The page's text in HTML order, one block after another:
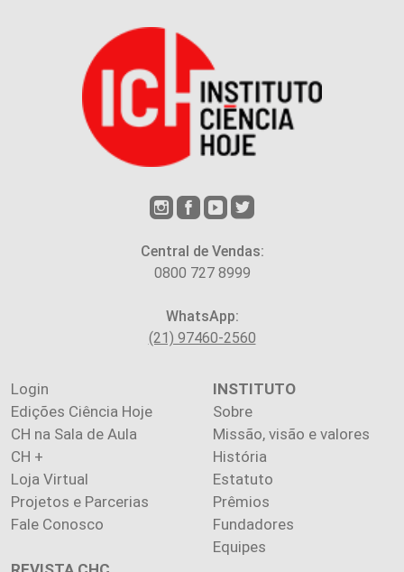
Central de Vendas:
0800 727 8999
WhatsApp:
(21) 97460-2560
Login
Edições Ciência Hoje
CH na Sala de Aula
CH +
Loja Virtual
Projetos e Parcerias
Fale Conosco
INSTITUTO
Sobre
Missão, visão e valores
História
Estatuto
Prêmios
Fundadores
Equipes